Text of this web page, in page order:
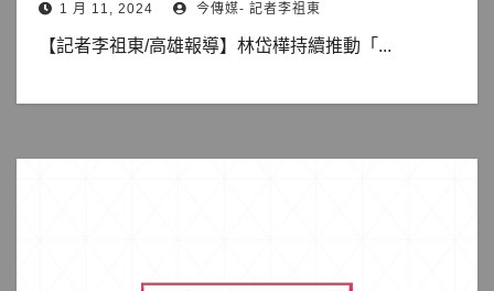
1 月 11, 2024 今傳媒- 記者李祖東
【記者李祖東/高雄報導】林岱樺持續推動「...